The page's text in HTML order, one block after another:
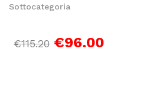
Sottocategoria
€115.20 €96.00